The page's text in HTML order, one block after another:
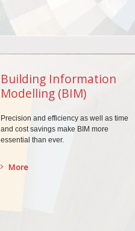
Building Information
Modelling (BIM)
Precision and efficiency as well as time
and cost savings make BIM more
essential than ever.
More